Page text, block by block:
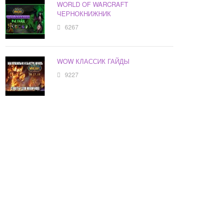
WORLD OF WARCRAFT
ЧЕРНОКНИЖНИК
6267
WOW КЛАССИК ГАЙДЫ
9227